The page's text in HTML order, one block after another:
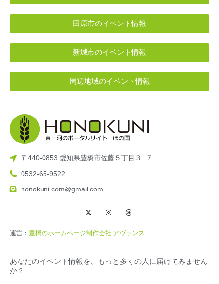
田原市のイベント情報
新城市のイベント情報
周辺地域のイベント情報
〒440-0853 愛知県豊橋市佐藤５丁目３−７
0532-65-9522
honokuni.com@gmail.com
運営： 豊橋のホームページ制作会社 アヴァンス
あなたのイベント情報を、もっと多くの人に届けてみません
か？